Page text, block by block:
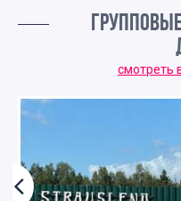
смотреть